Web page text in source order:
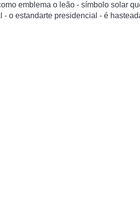
emblema o leão - símbolo solar
o estandarte presidencial - é